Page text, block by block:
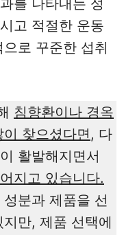
를 나타내는 성
고 적절한 운동
로 꾸준한 섭취
침향환이나 경옥
찾으셨다면 , 다
활발해지면서
지고 있습니다.
분과 제품을 선
만, 제품 선택에